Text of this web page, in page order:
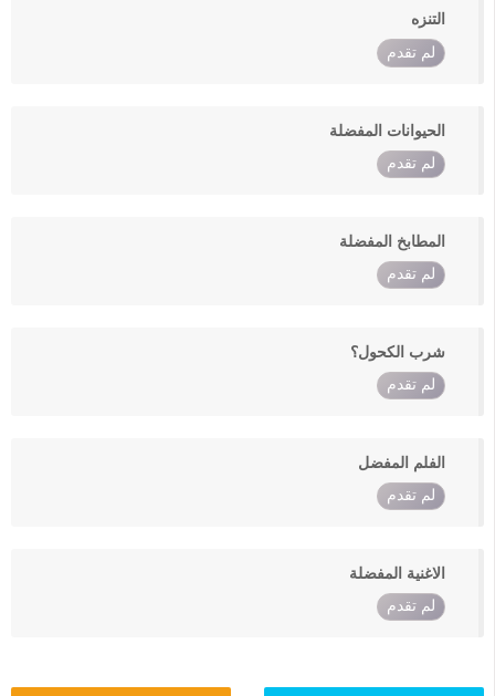
التنزه
لم تقدم
الحيوانات المفضلة
لم تقدم
المطابخ المفضلة
لم تقدم
شرب الكحول؟
لم تقدم
الفلم المفضل
لم تقدم
الاغنية المفضلة
لم تقدم